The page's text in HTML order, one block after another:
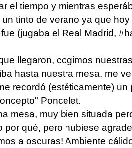
el tiempo y mientras
un tinto de verano ya que
(jugaba el Real Madrid,
llegaron, cogimos
hasta nuestra mesa, me
recordó (estéticamente) un
Poncelet.
mesa, muy bien situada
por qué, pero hubiese
a oscuras! Ambiente